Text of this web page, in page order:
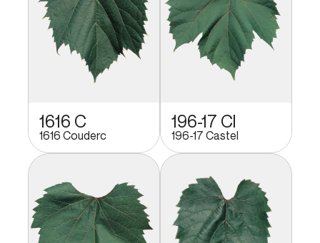
1616 C
1616 Couderc
196-17 Cl
196-17 Castel